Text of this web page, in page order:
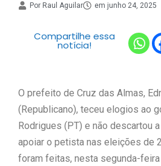
dos
com
Marabá
Por Raul Aguilar em junho 24, 2025
Compartilhe essa
notícia!
O prefeito de Cruz das Almas,
(Republicano), teceu elogios ao
Rodrigues (PT) e não descartou
apoiar o petista nas eleições de
foram feitas, nesta segunda-feira